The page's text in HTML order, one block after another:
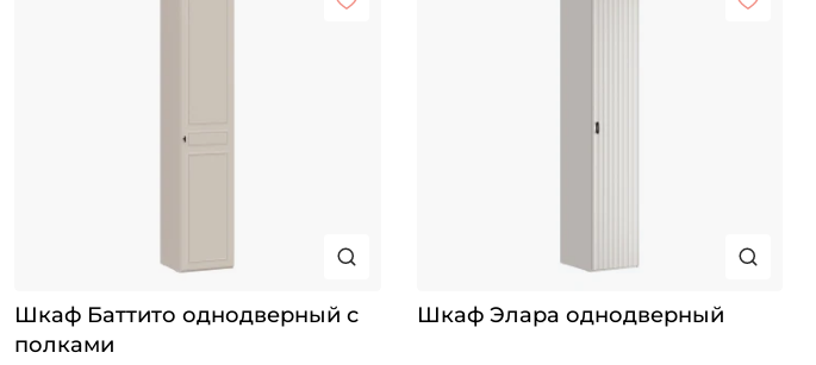
Шкаф Баттито однодверный с
полками
Шкаф Элара однодверный